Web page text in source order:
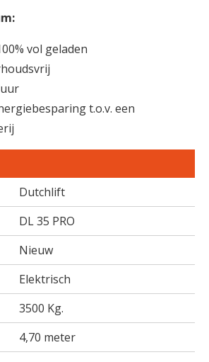
vol geladen
t.o.v. een
Dutchlift
DL 35 PRO
Nieuw
Elektrisch
3500 Kg.
4,70 meter